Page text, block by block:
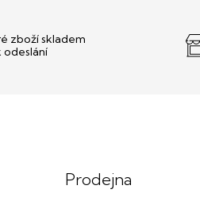
zboží skladem
odeslání
Prodejna